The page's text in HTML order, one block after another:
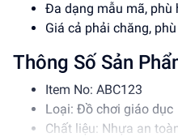
Đa dạng mẫu mã, phù
Giá cả phải chăng,
Thông Số Sản
Item No: ABC123
Loại: Đồ chơi giáo dục
Chất liệu: Nhựa an